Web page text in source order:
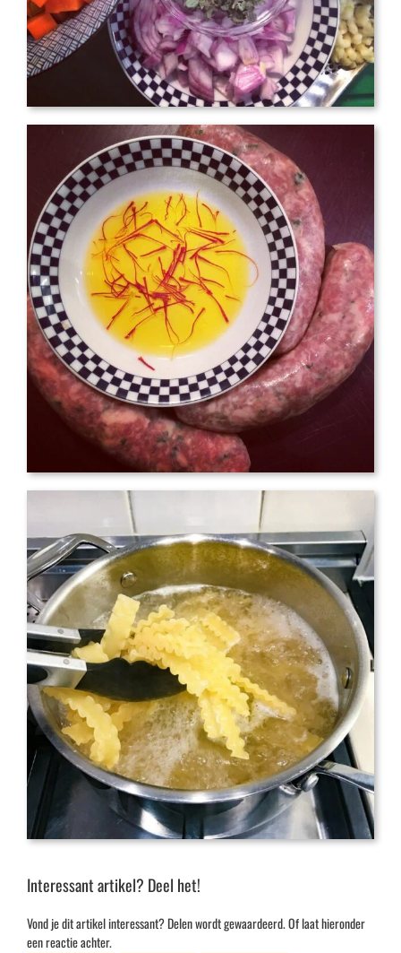
Interessant artikel? Deel het!
Vond je dit artikel interessant? Delen wordt gewaardeerd. Of laat hieronder
een reactie achter.